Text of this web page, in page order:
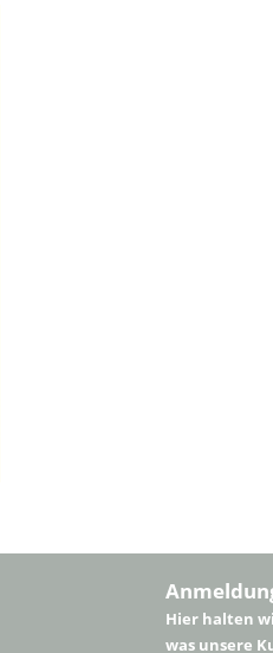
Hier halten
was unsere